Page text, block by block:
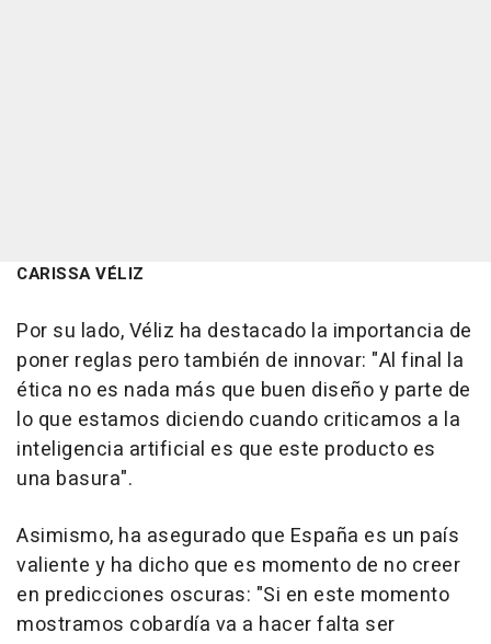
CARISSA VÉLIZ
Por su lado, Véliz ha destacado la importancia de
poner reglas pero también de innovar: "Al final la
ética no es nada más que buen diseño y parte de
lo que estamos diciendo cuando criticamos a la
inteligencia artificial es que este producto es
una basura".
Asimismo, ha asegurado que España es un país
valiente y ha dicho que es momento de no creer
en predicciones oscuras: "Si en este momento
mostramos cobardía va a hacer falta ser